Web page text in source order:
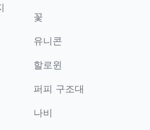
꽃
유니콘
할로윈
퍼피 구조대
나비